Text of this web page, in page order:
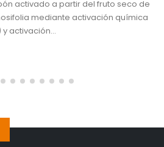
activado a partir del fruto seco de
mediante activación química
y activación...